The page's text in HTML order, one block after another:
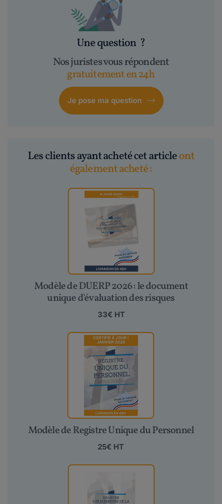
Une question ?
Nos juristes vous répondent
gratuitement en 24h
Je pose ma question
Les clients ayant acheté cet articleont
également acheté :
Modèle de DUERP 2026 : le document
unique d'évaluation des risques
33€ HT
Modèle de Registre Unique du Personnel
25€ HT